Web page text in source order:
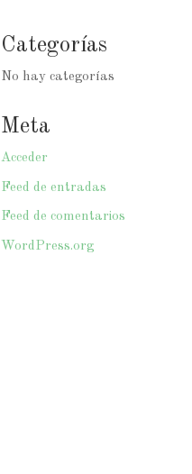
Categorías
No hay categorías
Meta
Acceder
Feed de entradas
Feed de comentarios
WordPress.org